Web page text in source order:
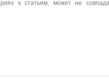
к статьям, может не